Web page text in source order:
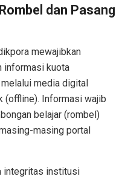
dan Pasang
mewajibkan
informasi kuota
media digital
(offline). Informasi wajib
belajar (rombel)
masing portal
integritas institusi